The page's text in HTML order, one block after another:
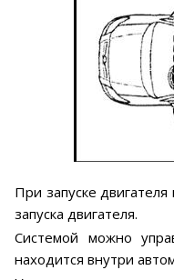
При запуске
запуска двигателя.
Системой можно
находится внутри